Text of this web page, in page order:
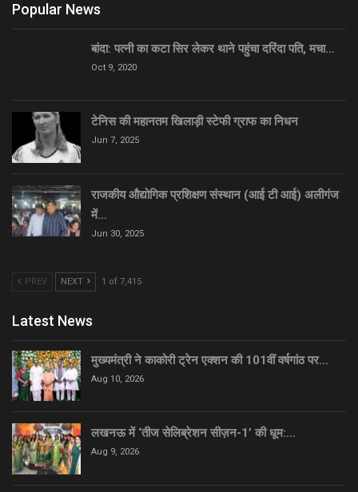
Popular News
बांदा: पत्नी का कटा सिर लेकर थाने पहुंचा दरिंदा पति, मचा…
Oct 9, 2020
टेनिस की महानतम खिलाड़ी स्टेफी ग्राफ का निधन
Jun 7, 2025
राजकीय औद्योगिक प्रशिक्षण संस्थान (आई टी आई) अलीगंज
में…
Jun 30, 2025
PREV NEXT 1 of 7,415
Latest News
मुख्यमंत्री ने काकोरी ट्रेन एक्शन की 101वीं वर्षगांठ पर…
Aug 10, 2026
लखनऊ में ‘तीज सेलिब्रेशन सीज़न-1’ की धूम:…
Aug 9, 2026